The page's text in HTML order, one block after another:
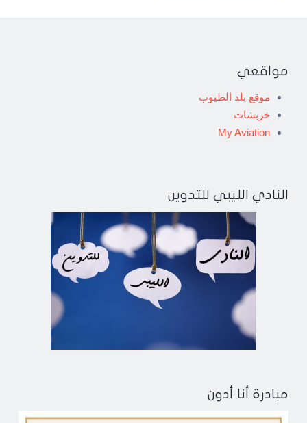
مواقعي
موقع بلد الطيوب
خربشات
My Aviation
النادي الليبي للتدوين
مبادرة أنا أدون